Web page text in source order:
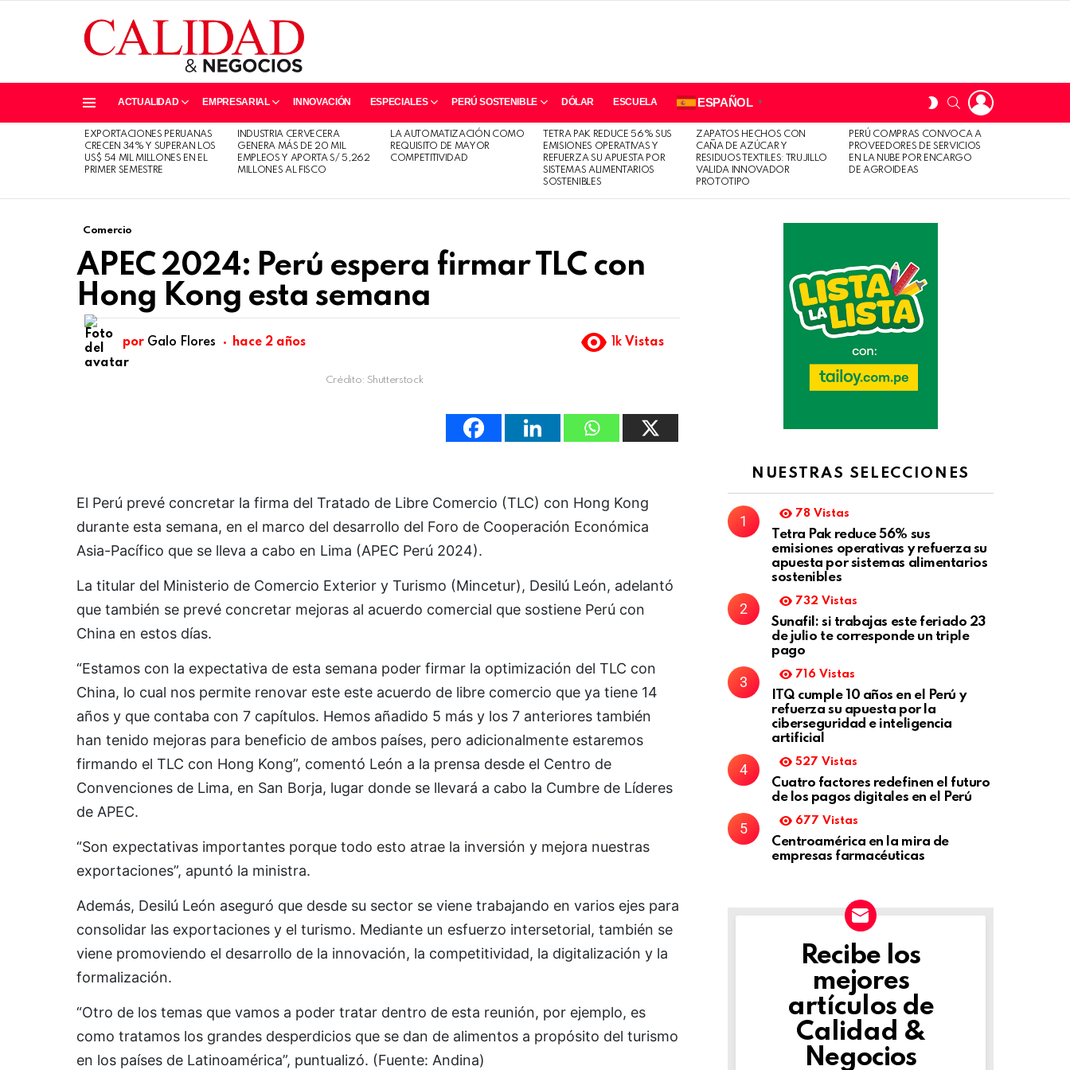
ACTUALIDAD EMPRESARIAL INNOVACIÓN ESPECIALES PERÚ SOSTENIBLE DÓLAR ESCUELA ESPAÑOL ▼
SWITCH
SKIN
SEARCH
ÚLTIMAS
HISTORIAS
EXPORTACIONES PERUANAS
CRECEN 34% Y SUPERAN LOS
US$ 54 MIL MILLONES EN EL
PRIMER SEMESTRE
INDUSTRIA CERVECERA
GENERA MÁS DE 20 MIL
EMPLEOS Y APORTA S/ 5,262
MILLONES AL FISCO
LA AUTOMATIZACIÓN COMO
REQUISITO DE MAYOR
COMPETITIVIDAD
TETRA PAK REDUCE 56% SUS
EMISIONES OPERATIVAS Y
REFUERZA SU APUESTA POR
SISTEMAS ALIMENTARIOS
SOSTENIBLES
ZAPATOS HECHOS CON
CAÑA DE AZÚCAR Y
RESIDUOS TEXTILES: TRUJILLO
VALIDA INNOVADOR
PROTOTIPO
PERÚ COMPRAS CONVOCA A
PROVEEDORES DE SERVICIOS
EN LA NUBE POR ENCARGO
DE AGROIDEAS
Comercio
APEC 2024: Perú espera firmar TLC con
Hong Kong esta semana
por Galo Flores hace 2 años 1k Vistas
Crédito: Shutterstock
El Perú prevé concretar la firma del Tratado de Libre Comercio (TLC) con Hong Kong
durante esta semana, en el marco del desarrollo del Foro de Cooperación Económica
Asia-Pacífico que se lleva a cabo en Lima (APEC Perú 2024).
La titular del Ministerio de Comercio Exterior y Turismo (Mincetur), Desilú León, adelantó
que también se prevé concretar mejoras al acuerdo comercial que sostiene Perú con
China en estos días.
“Estamos con la expectativa de esta semana poder firmar la optimización del TLC con
China, lo cual nos permite renovar este este acuerdo de libre comercio que ya tiene 14
años y que contaba con 7 capítulos. Hemos añadido 5 más y los 7 anteriores también
han tenido mejoras para beneficio de ambos países, pero adicionalmente estaremos
firmando el TLC con Hong Kong”, comentó León a la prensa desde el Centro de
Convenciones de Lima, en San Borja, lugar donde se llevará a cabo la Cumbre de Líderes
de APEC.
“Son expectativas importantes porque todo esto atrae la inversión y mejora nuestras
exportaciones”, apuntó la ministra.
Además, Desilú León aseguró que desde su sector se viene trabajando en varios ejes para
consolidar las exportaciones y el turismo. Mediante un esfuerzo intersetorial, también se
viene promoviendo el desarrollo de la innovación, la competitividad, la digitalización y la
formalización.
“Otro de los temas que vamos a poder tratar dentro de esta reunión, por ejemplo, es
como tratamos los grandes desperdicios que se dan de alimentos a propósito del turismo
en los países de Latinoamérica”, puntualizó. (Fuente: Andina)
NUESTRAS SELECCIONES
78 Vistas
Tetra Pak reduce 56% sus
emisiones operativas y refuerza su
apuesta por sistemas alimentarios
sostenibles
732 Vistas
Sunafil: si trabajas este feriado 23
de julio te corresponde un triple
pago
716 Vistas
ITQ cumple 10 años en el Perú y
refuerza su apuesta por la
ciberseguridad e inteligencia
artificial
527 Vistas
Cuatro factores redefinen el futuro
de los pagos digitales en el Perú
677 Vistas
Centroamérica en la mira de
empresas farmacéuticas
NEWSLETTER
Recibe los
mejores
artículos de
Calidad &
Negocios